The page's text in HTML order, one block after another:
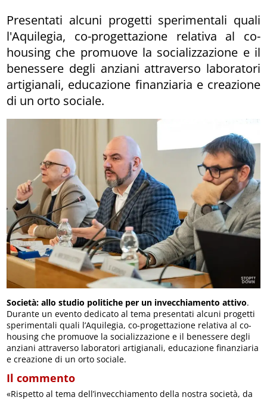
Presentati alcuni progetti sperimentali quali
l'Aquilegia, co-progettazione relativa al co-
housing che promuove la socializzazione e il
benessere degli anziani attraverso laboratori
artigianali, educazione finanziaria e creazione
di un orto sociale.
Società: allo studio politiche per un invecchiamento attivo.
Durante un evento dedicato al tema presentati alcuni progetti
sperimentali quali l’Aquilegia, co-progettazione relativa al co-
housing che promuove la socializzazione e il benessere degli
anziani attraverso laboratori artigianali, educazione finanziaria
e creazione di un orto sociale.
Il commento
«Rispetto al tema dell’invecchiamento della nostra società, da